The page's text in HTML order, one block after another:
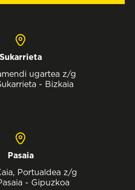
Sukarrieta
ugartea z/g
- Bizkaia
Pasaia
Portualdea z/g
- Gipuzkoa